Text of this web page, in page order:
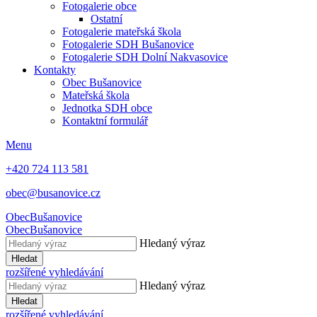
Fotogalerie obce
Ostatní
Fotogalerie mateřská škola
Fotogalerie SDH Bušanovice
Fotogalerie SDH Dolní Nakvasovice
Kontakty
Obec Bušanovice
Mateřská škola
Jednotka SDH obce
Kontaktní formulář
Menu
+420 724 113 581
obec@busanovice.cz
ObecBušanovice
ObecBušanovice
Hledaný výraz
Hledat
rozšířené vyhledávání
Hledaný výraz
Hledat
rozšířené vyhledávání